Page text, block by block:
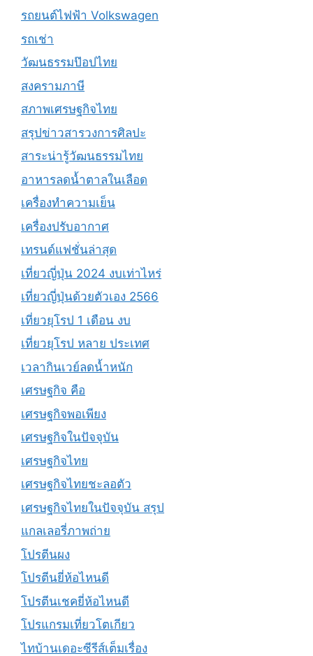
รถยนต์ไฟฟ้า Volkswagen
รถเช่า
วัฒนธรรมป๊อปไทย
สงครามภาษี
สภาพเศรษฐกิจไทย
สรุปข่าวสารวงการศิลปะ
สาระน่ารู้วัฒนธรรมไทย
อาหารลดน้ำตาลในเลือด
เครื่องทำความเย็น
เครื่องปรับอากาศ
เทรนด์แฟชั่นล่าสุด
เที่ยวญี่ปุ่น 2024 งบเท่าไหร่
เที่ยวญี่ปุ่นด้วยตัวเอง 2566
เที่ยวยุโรป 1 เดือน งบ
เที่ยวยุโรป หลาย ประเทศ
เวลากินเวย์ลดน้ำหนัก
เศรษฐกิจ คือ
เศรษฐกิจพอเพียง
เศรษฐกิจในปัจจุบัน
เศรษฐกิจไทย
เศรษฐกิจไทยชะลอตัว
เศรษฐกิจไทยในปัจจุบัน สรุป
แกลเลอรี่ภาพถ่าย
โปรตีนผง
โปรตีนยี่ห้อไหนดี
โปรตีนเชคยี่ห้อไหนดี
โปรแกรมเที่ยวโตเกียว
ไทบ้านเดอะซีรีส์เต็มเรื่อง